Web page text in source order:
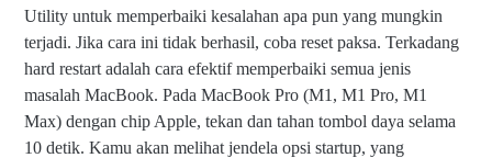
Utility untuk memperbaiki kesalahan apa pun yang mungkin
terjadi. Jika cara ini tidak berhasil, coba reset paksa. Terkadang
hard restart adalah cara efektif memperbaiki semua jenis
masalah MacBook. Pada MacBook Pro (M1, M1 Pro, M1
Max) dengan chip Apple, tekan dan tahan tombol daya selama
10 detik. Kamu akan melihat jendela opsi startup, yang